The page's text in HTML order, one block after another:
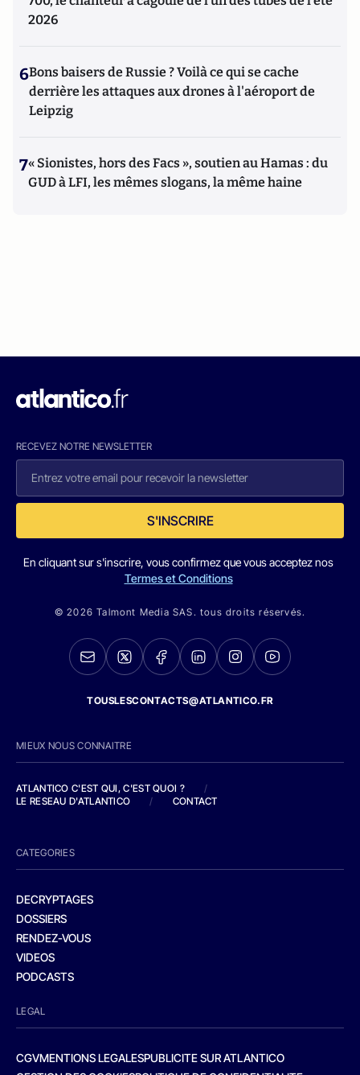
2026
6Bons baisers de Russie ? Voilà ce qui se cache
derrière les attaques aux drones à l'aéroport de
Leipzig
7« Sionistes, hors des Facs », soutien au Hamas : du
GUD à LFI, les mêmes slogans, la même haine
RECEVEZ NOTRE NEWSLETTER
S'INSCRIRE
En cliquant sur s'inscrire, vous confirmez que vous acceptez nos
Termes et Conditions
© 2026 Talmont Media SAS. tous droits réservés.
TOUSLESCONTACTS@ATLANTICO.FR
MIEUX NOUS CONNAITRE
ATLANTICO C'EST QUI, C'EST QUOI ?
/
LE RESEAU D'ATLANTICO
/ CONTACT
CATEGORIES
DECRYPTAGES
DOSSIERS
RENDEZ-VOUS
VIDEOS
PODCASTS
LEGAL
CGVMENTIONS LEGALESPUBLICITE SUR ATLANTICO